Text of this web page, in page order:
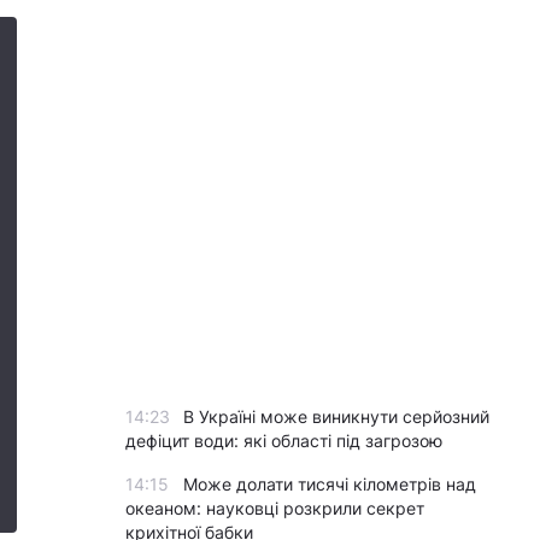
14:23
В Україні може виникнути серйозний
дефіцит води: які області під загрозою
14:15
Може долати тисячі кілометрів над
океаном: науковці розкрили секрет
крихітної бабки